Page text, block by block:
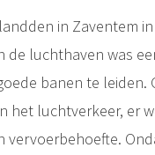
in Zaventem
luchthaven was
banen te leiden.
het luchtverkeer, er
vervoerbehoefte.